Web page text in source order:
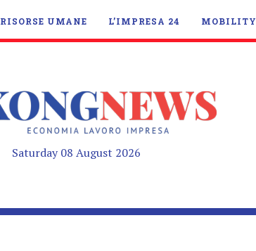
RISORSE UMANE L’IMPRESA 24 MOBILITY
Saturday 08 August 2026